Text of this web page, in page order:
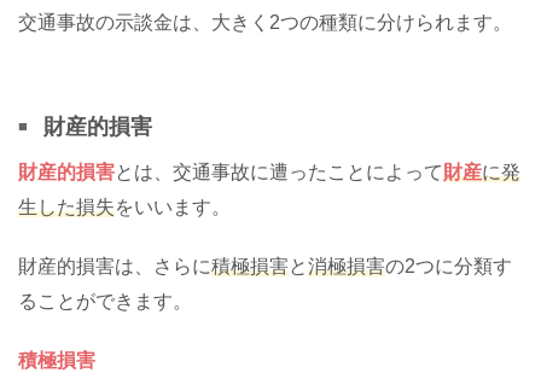
交通事故の示談金は、大きく2つの種類に分けられます。
財産的損害
財産的損害とは、交通事故に遭ったことによって財産に発
生した損失をいいます。
財産的損害は、さらに積極損害と消極損害の2つに分類す
ることができます。
積極損害